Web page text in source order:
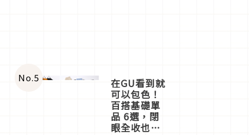
No.5 在GU看到就
可以包色！
百搭基礎單
品 6選，閉
眼全收也不